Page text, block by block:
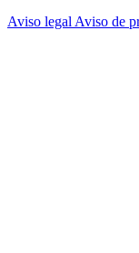
Aviso legal Aviso de